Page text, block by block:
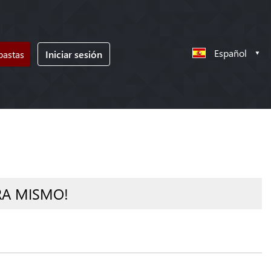
Iniciar sesión Español
MISMO!